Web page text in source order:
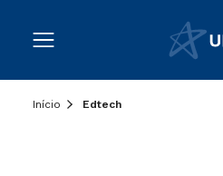
Início Edtech